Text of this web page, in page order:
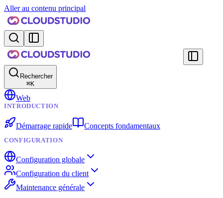
Aller au contenu principal
Rechercher
⌘K
Web
INTRODUCTION
Démarrage rapide Concepts fondamentaux
CONFIGURATION
Configuration globale
Configuration du client
Maintenance générale